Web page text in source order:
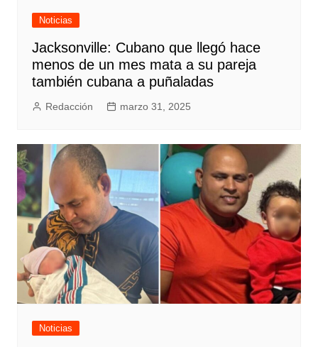
Noticias
Jacksonville: Cubano que llegó hace
menos de un mes mata a su pareja
también cubana a puñaladas
Redacción marzo 31, 2025
Noticias